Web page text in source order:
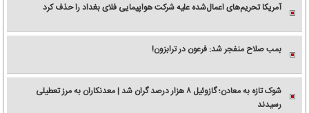
آمریکا تحریم‌های اعمال‌شده علیه شرکت هواپیمایی فلای بغداد را حذف کرد
بمب صلاح منفجر شد: فرعون در ترابزون!
شوک تازه به معادن؛ گازوئیل ۸ هزار درصد گران شد | معدنکاران به مرز تعطیلی
رسیدند